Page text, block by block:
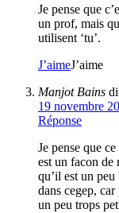
Je pense que
un prof, mais
utilisent ‘tu’.
J’aimeJ’aime
Manjot Bains
19 novembre
Réponse
Je pense que
est un facon de
qu’il est un
dans cegep, car
un peu trops